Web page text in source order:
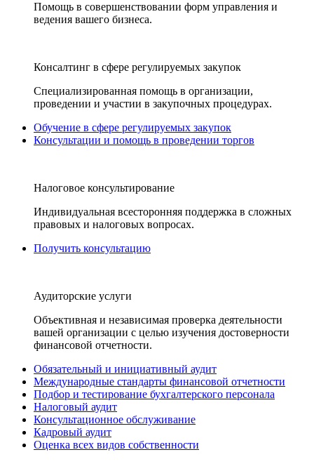
Помощь в совершенствовании форм управления и
ведения вашего бизнеса.
Консалтинг в сфере регулируемых закупок
Специализированная помощь в организации,
проведении и участии в закупочных процедурах.
Обучение в сфере регулируемых закупок
Консультации и помощь в проведении торгов
Налоговое консультирование
Индивидуальная всесторонняя поддержка в сложных
правовых и налоговых вопросах.
Получить консультацию
Аудиторские услуги
Объективная и независимая проверка деятельности
вашей организации с целью изучения достоверности
финансовой отчетности.
Обязательный и инициативный аудит
Международные стандарты финансовой отчетности
Подбор и тестирование бухгалтерского персонала
Налоговый аудит
Консультационное обслуживание
Кадровый аудит
Оценка всех видов собственности